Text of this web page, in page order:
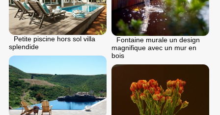
Fontaine murale un design
magnifique avec un mur en
bois
Petite piscine hors sol villa
splendide